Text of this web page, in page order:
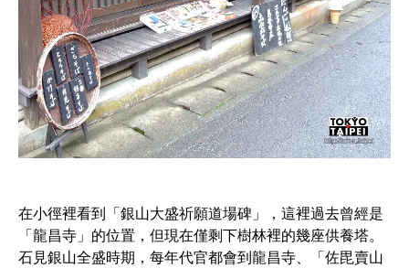
在小徑裡看到「銀山大盛祈願道場碑」，這裡過去曾經是
「龍昌寺」的位置，但現在僅剩下樹林裡的幾座供養塔。
石見銀山全盛時期，每年代官都會到龍昌寺、「佐毘賣山